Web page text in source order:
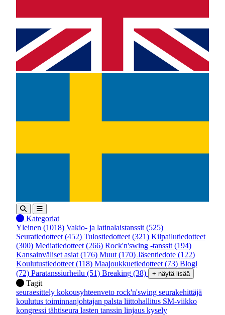
Kategoriat
Yleinen (1018) Vakio- ja latinalaistanssit (525)
Seuratiedotteet (452) Tulostiedotteet (321) Kilpailutiedotteet
(300) Mediatiedotteet (266) Rock'n'swing -tanssit (194)
Kansainväliset asiat (176) Muut (170) Jäsentiedote (122)
Koulutustiedotteet (118) Maajoukkuetiedotteet (73) Blogi
(72) Paratanssiurheilu (51) Breaking (38) + näytä lisää
Tagit
seuraesittely kokousyhteenveto rock'n'swing seurakehittäjä
koulutus toiminnanjohtajan palsta liittohallitus SM-viikko
kongressi tähtiseura lasten tanssin linjaus kysely